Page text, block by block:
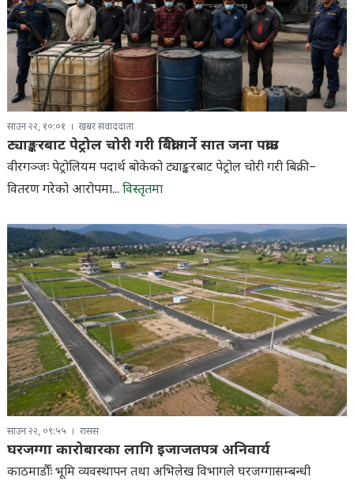
साउन २२, १०:०१ खबर संवाददाता
ट्याङ्करबाट पेट्रोल चोरी गरी बिक्री गर्ने सात जना पक्राउ
वीरगञ्जः पेट्रोलियम पदार्थ बोकेको ट्याङ्करबाट पेट्रोल चोरी गरी बिक्री–
वितरण गरेको आरोपमा... विस्तृतमा
साउन २२, ०९:५५ रासस
घरजग्गा कारोबारका लागि इजाजतपत्र अनिवार्य
काठमाडौँः भूमि व्यवस्थापन तथा अभिलेख विभागले घरजग्गासम्बन्धी